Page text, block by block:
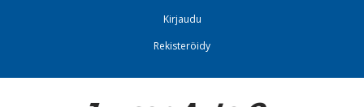
Kirjaudu
Rekisteröidy